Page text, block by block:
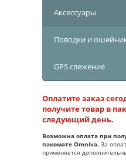
Аксессуары
Поводки и
GPS слежение
Оплатите заказ
получите товар в
следующий день.
Возможна оплата при
пакомате Omniva. За
применяется